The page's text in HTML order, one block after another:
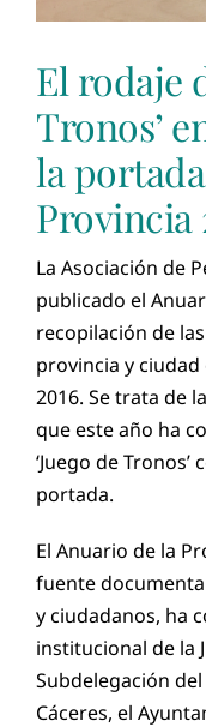
El rodaje
Tronos’
la
Provincia
La Asociación de
publicado el
recopilación de
provincia y
2016. Se trata de
que este año ha
‘Juego de
portada.
El Anuario de la
fuente
y ciudadanos, ha
institucional de la
Subdelegación
Cáceres, el